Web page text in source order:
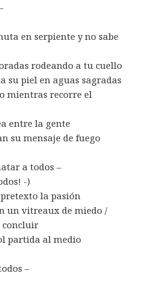
en serpiente y no sabe
rodeando a tu cuello
su piel en aguas sagradas
mientras recorre el
entre la gente
su mensaje de fuego
a todos –
-)
la pasión
un vitreaux de miedo /
concluir
partida al medio
–